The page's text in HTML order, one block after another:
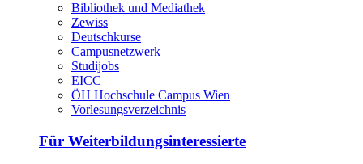
Bibliothek und Mediathek
Zewiss
Deutschkurse
Campusnetzwerk
Studijobs
EICC
ÖH Hochschule Campus Wien
Vorlesungsverzeichnis
Für Weiterbildungsinteressierte